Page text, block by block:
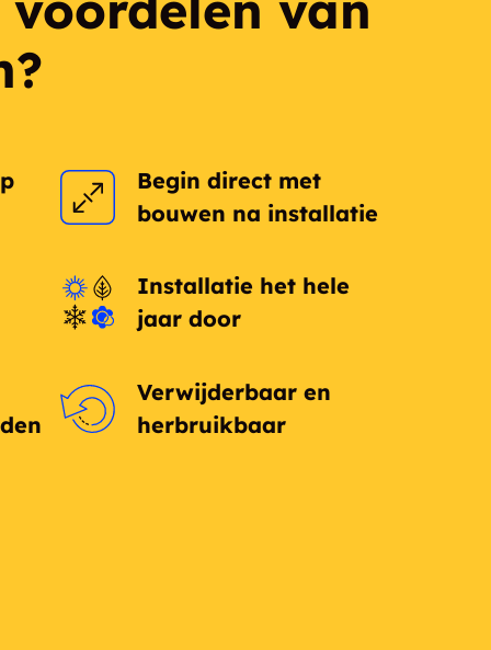
Begin direct met
bouwen na installatie
Installatie het hele
jaar door
Verwijderbaar en
herbruikbaar